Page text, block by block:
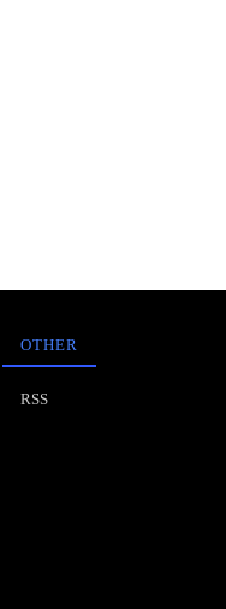
OTHER
RSS